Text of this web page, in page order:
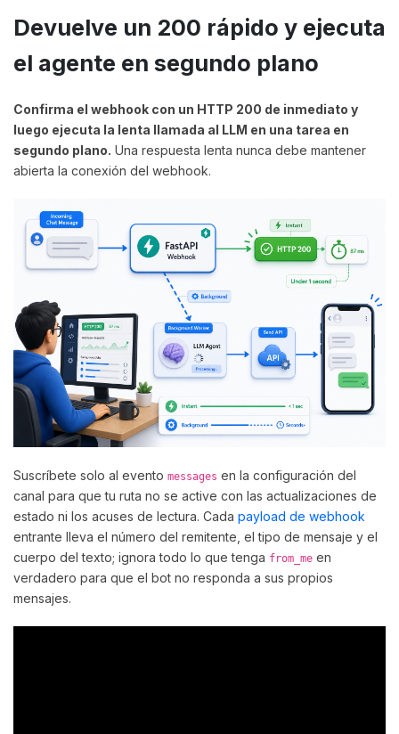
Devuelve un 200 rápido y ejecuta
el agente en segundo plano
Confirma el webhook con un HTTP 200 de inmediato y
luego ejecuta la lenta llamada al LLM en una tarea en
segundo plano. Una respuesta lenta nunca debe mantener
abierta la conexión del webhook.
Suscríbete solo al evento messages en la configuración del
canal para que tu ruta no se active con las actualizaciones de
estado ni los acuses de lectura. Cada payload de webhook
entrante lleva el número del remitente, el tipo de mensaje y el
cuerpo del texto; ignora todo lo que tenga from_me en
verdadero para que el bot no responda a sus propios
mensajes.